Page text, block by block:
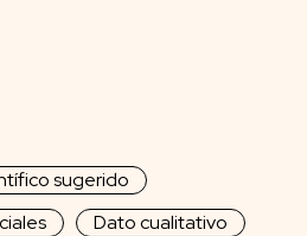
sugerido
Dato cualitativo